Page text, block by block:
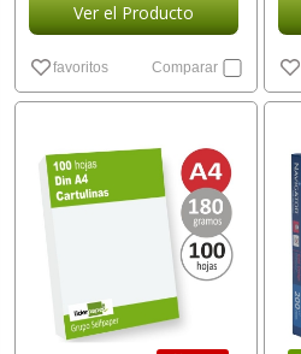
Ver el Producto
favoritos Comparar